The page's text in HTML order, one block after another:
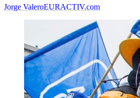
Jorge ValeroEURACTIV.com